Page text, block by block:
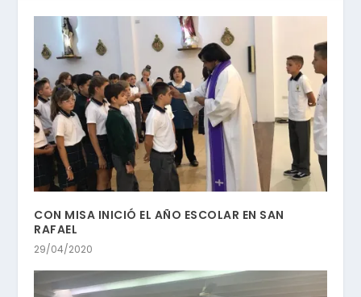
CON MISA INICIÓ EL AÑO ESCOLAR EN SAN
RAFAEL
29/04/2020